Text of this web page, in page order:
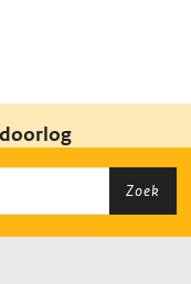
Zoek